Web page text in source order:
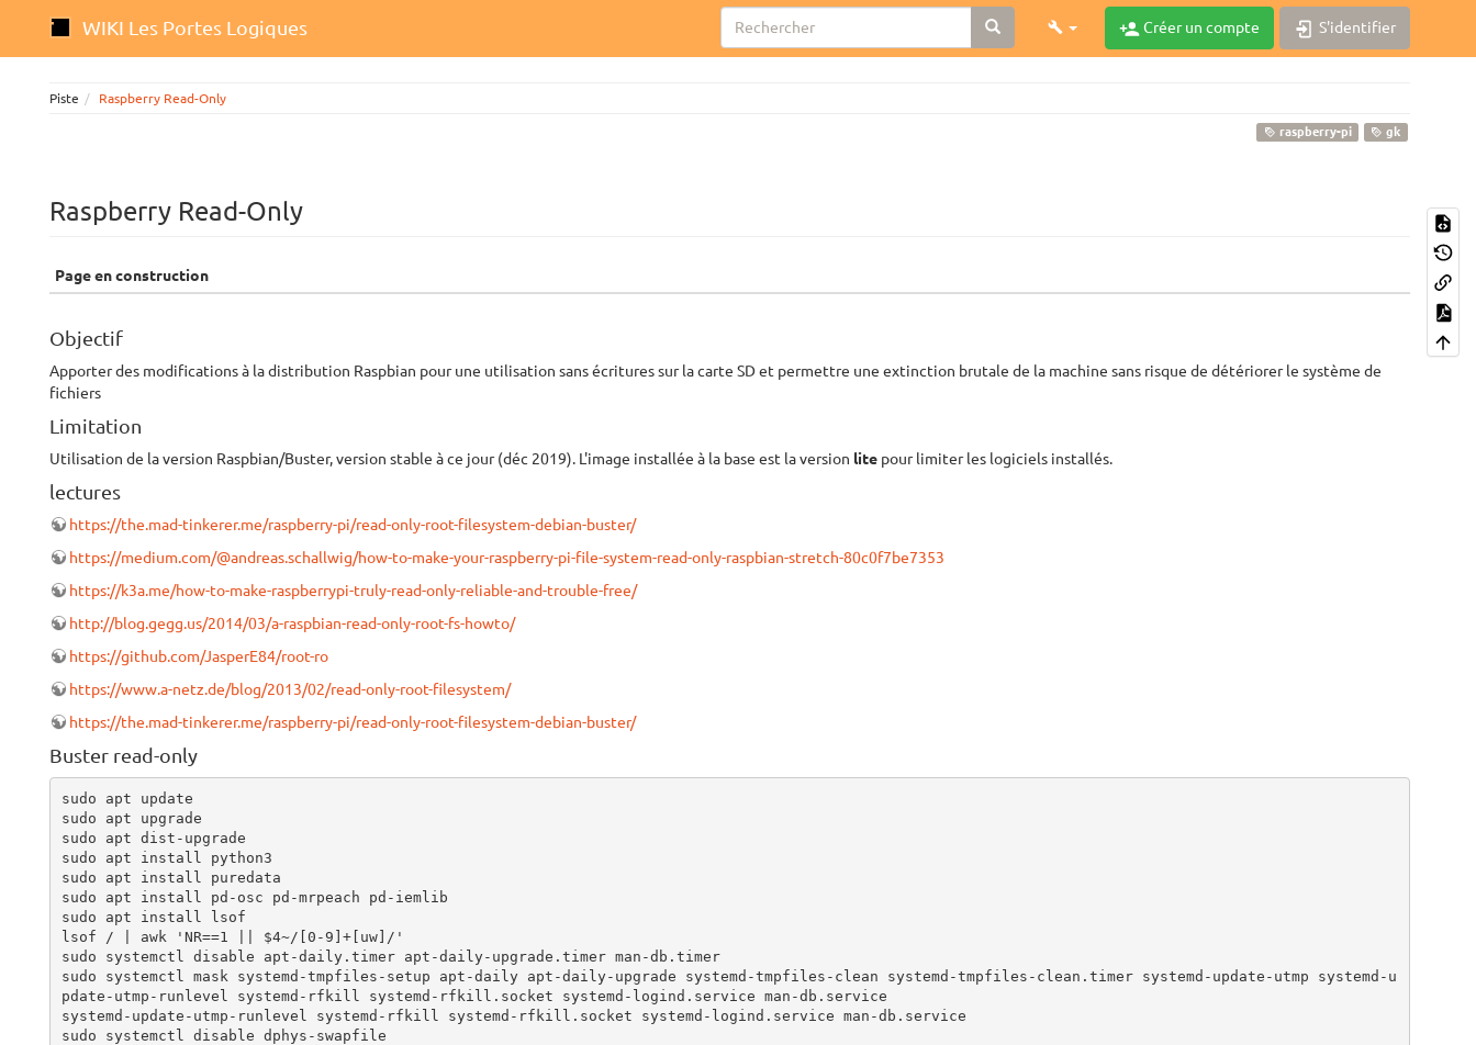
WIKI Les Portes Logiques Créer un compte S'identifier
Piste Raspberry Read-Only
raspberry-pi gk
Raspberry Read-Only
Page en construction
Objectif
Apporter des modifications à la distribution Raspbian pour une utilisation sans écritures sur la carte SD et permettre une extinction brutale de la machine sans risque de détériorer le système de
fichiers
Limitation
Utilisation de la version Raspbian/Buster, version stable à ce jour (déc 2019). L'image installée à la base est la version lite pour limiter les logiciels installés.
lectures
https://the.mad-tinkerer.me/raspberry-pi/read-only-root-filesystem-debian-buster/
https://medium.com/@andreas.schallwig/how-to-make-your-raspberry-pi-file-system-read-only-raspbian-stretch-80c0f7be7353
https://k3a.me/how-to-make-raspberrypi-truly-read-only-reliable-and-trouble-free/
http://blog.gegg.us/2014/03/a-raspbian-read-only-root-fs-howto/
https://github.com/JasperE84/root-ro
https://www.a-netz.de/blog/2013/02/read-only-root-filesystem/
https://the.mad-tinkerer.me/raspberry-pi/read-only-root-filesystem-debian-buster/
Buster read-only
sudo apt update
sudo apt upgrade
sudo apt dist-upgrade
sudo apt install python3
sudo apt install puredata
sudo apt install pd-osc pd-mrpeach pd-iemlib
sudo apt install lsof
lsof / | awk 'NR==1 || $4~/[0-9]+[uw]/'
sudo systemctl disable apt-daily.timer apt-daily-upgrade.timer man-db.timer
sudo systemctl mask systemd-tmpfiles-setup apt-daily apt-daily-upgrade systemd-tmpfiles-clean systemd-tmpfiles-clean.timer systemd-update-utmp systemd-u
pdate-utmp-runlevel systemd-rfkill systemd-rfkill.socket systemd-logind.service man-db.service
systemd-update-utmp-runlevel systemd-rfkill systemd-rfkill.socket systemd-logind.service man-db.service
sudo systemctl disable dphys-swapfile